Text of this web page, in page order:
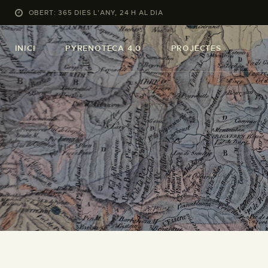
OBERT: 365 DIES L’ANY, 24 H AL DIA
INICI PYRENOTECA 4.0 PROJECTES